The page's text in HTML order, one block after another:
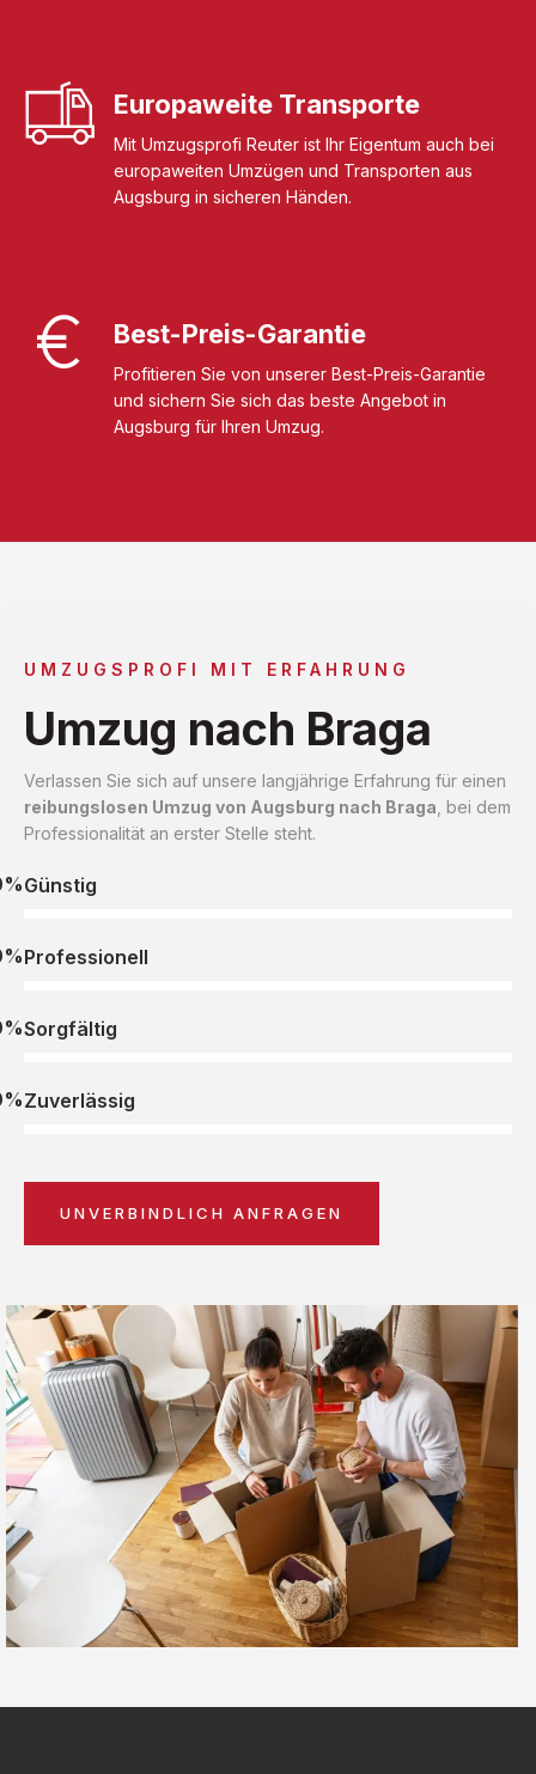
Europaweite Transporte
Mit Umzugsprofi Reuter ist Ihr Eigentum auch bei
europaweiten Umzügen und Transporten aus
Augsburg in sicheren Händen.
Best-Preis-Garantie
Profitieren Sie von unserer Best-Preis-Garantie
und sichern Sie sich das beste Angebot in
Augsburg für Ihren Umzug.
UMZUGSPROFI MIT ERFAHRUNG
Umzug nach Braga
Verlassen Sie sich auf unsere langjährige Erfahrung für einen
reibungslosen Umzug von Augsburg nach Braga , bei dem
Professionalität an erster Stelle steht.
Günstig
Professionell
Sorgfältig
Zuverlässig
UNVERBINDLICH ANFRAGEN